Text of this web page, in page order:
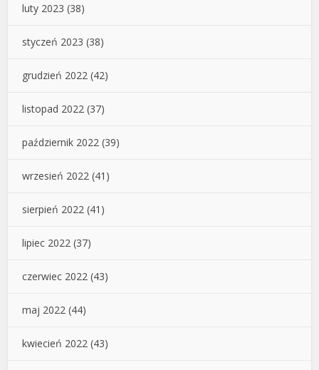
luty 2023 (38)
styczeń 2023 (38)
grudzień 2022 (42)
listopad 2022 (37)
październik 2022 (39)
wrzesień 2022 (41)
sierpień 2022 (41)
lipiec 2022 (37)
czerwiec 2022 (43)
maj 2022 (44)
kwiecień 2022 (43)